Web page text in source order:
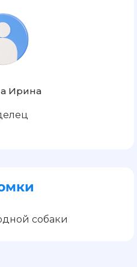
Ирина
собаки